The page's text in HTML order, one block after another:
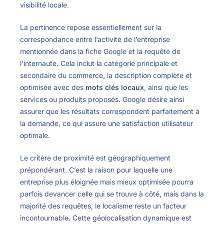
visibilité locale.
La pertinence repose essentiellement sur la
correspondance entre l’activité de l’entreprise
mentionnée dans la fiche Google et la requête de
l’internaute. Cela inclut la catégorie principale et
secondaire du commerce, la description complète et
optimisée avec des mots clés locaux, ainsi que les
services ou produits proposés. Google désire ainsi
assurer que les résultats correspondent parfaitement à
la demande, ce qui assure une satisfaction utilisateur
optimale.
Le critère de proximité est géographiquement
prépondérant. C’est la raison pour laquelle une
entreprise plus éloignée mais mieux optimisée pourra
parfois devancer celle qui se trouve à côté, mais dans la
majorité des requêtes, le localisme reste un facteur
incontournable. Cette géolocalisation dynamique est